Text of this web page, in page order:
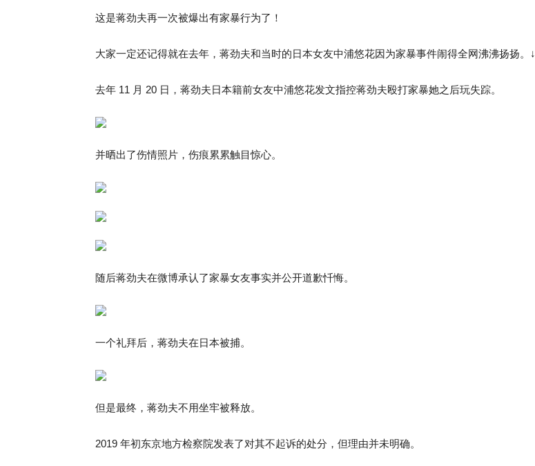
这是蒋劲夫再一次被爆出有家暴行为了！
大家一定还记得就在去年，蒋劲夫和当时的日本女友中浦悠花因为家暴事件闹得全网沸沸扬扬。↓
去年 11 月 20 日，蒋劲夫日本籍前女友中浦悠花发文指控蒋劲夫殴打家暴她之后玩失踪。
并晒出了伤情照片，伤痕累累触目惊心。
随后蒋劲夫在微博承认了家暴女友事实并公开道歉忏悔。
一个礼拜后，蒋劲夫在日本被捕。
但是最终，蒋劲夫不用坐牢被释放。
2019 年初东京地方检察院发表了对其不起诉的处分，但理由并未明确。